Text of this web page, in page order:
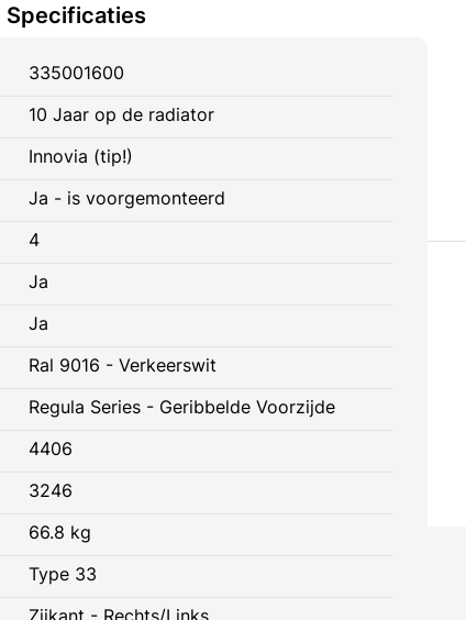
Specificaties
335001600
10 Jaar op de radiator
Innovia (tip!)
Ja - is voorgemonteerd
4
Ja
Ja
Ral 9016 - Verkeerswit
Regula Series - Geribbelde Voorzijde
4406
3246
66.8 kg
Type 33